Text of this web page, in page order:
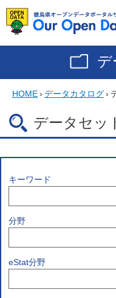
デ
HOME› データカタログ›
データセッ
キーワード
分野
eStat分野